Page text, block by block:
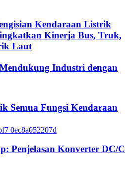
Kendaraan Listrik
Kinerja Bus, Truk,
Laut
Industri dengan
Semua Fungsi Kendaraan
Penjelasan Konverter DC/C